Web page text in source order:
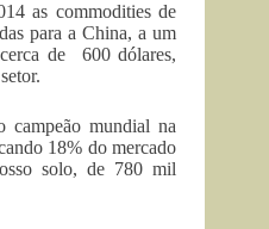
as commodities de
para a China, a um
de 600 dólares,
mundial na
18% do mercado
solo, de 780 mil